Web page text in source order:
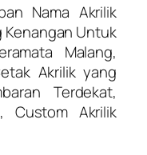
Nama Akrilik
Kenangan Untuk
Malang,
Akrilik yang
Terdekat,
Custom Akrilik